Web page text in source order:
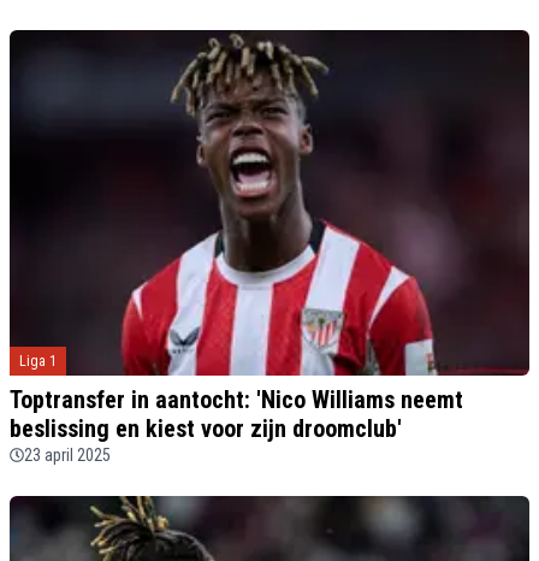
Liga 1
Toptransfer in aantocht: 'Nico Williams neemt
beslissing en kiest voor zijn droomclub'
23 april 2025